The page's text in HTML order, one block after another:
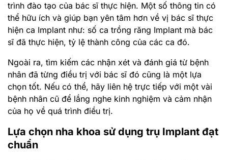
trình đào tạo của bác sĩ thực hiện. Một số thông tin có
thể hữu ích và giúp bạn yên tâm hơn về vị bác sĩ thực
hiện ca Implant như: số ca trồng răng Implant mà bác
sĩ đã thực hiện, tỷ lệ thành công của các ca đó.
Ngoài ra, tìm kiếm các nhận xét và đánh giá từ bệnh
nhân đã từng điều trị với bác sĩ đó cũng là một lựa
chọn tốt. Nếu có thể, hãy liên hệ trực tiếp với một vài
bệnh nhân cũ để lắng nghe kinh nghiệm và cảm nhận
của họ về quá trình điều trị.
Lựa chọn nha khoa sử dụng trụ Implant đạt
chuẩn